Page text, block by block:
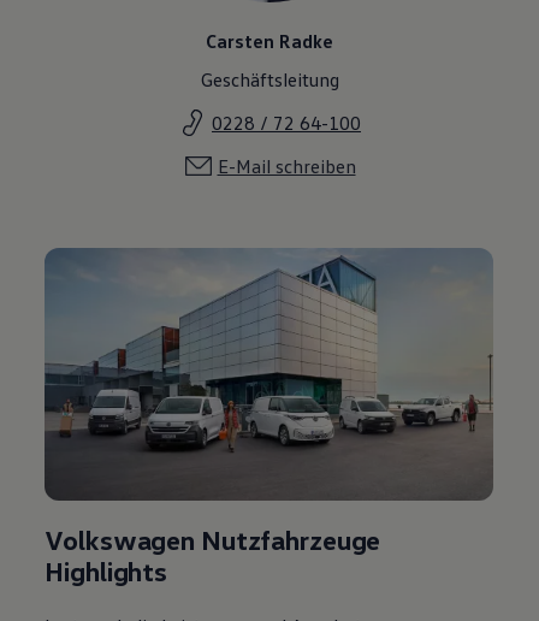
Carsten Radke
Geschäftsleitung
0228 / 72 64-100
E-Mail schreiben
Volkswagen Nutzfahrzeuge
Highlights